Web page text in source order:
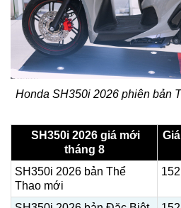
Honda SH350i 2026 phiên bản
SH350i 2026 giá mới
tháng 8
SH350i 2026 bản Thể
Thao mới